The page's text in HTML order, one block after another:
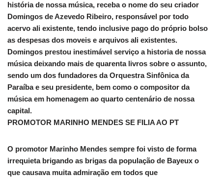
história de nossa música, receba o nome do seu criador
Domingos de Azevedo Ribeiro, responsável por todo
acervo ali existente, tendo inclusive pago do próprio bolso
as despesas dos moveis e arquivos ali existentes.
Domingos prestou inestimável serviço a historia de nossa
música deixando mais de quarenta livros sobre o assunto,
sendo um dos fundadores da Orquestra Sinfônica da
Paraíba e seu presidente, bem como o compositor da
música em homenagem ao quarto centenário de nossa
capital.
PROMOTOR MARINHO MENDES SE FILIA AO PT
O promotor Marinho Mendes sempre foi visto de forma
irrequieta brigando as brigas da população de Bayeux o
que causava muita admiração em todos que